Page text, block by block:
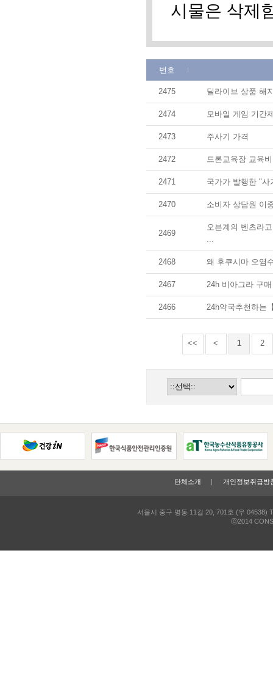
시물은 삭제
번호
<< < 1 2
2475 딜라이브 상품 해
2474 모바일 게임 기간
2473 주사기 가격
2472 드론교육장 교육
2471 국가가 발행한 "
2470 소비자 상담원 이
2469
오븐계의 벤츠라
...
2468 왜 후쿠시마 오염
2467 24h 비아그라 구
2466 24h약국추천하는
단체소개 개인정보취급방
서울시 중구 명동 11길 20, 701호 (우 04538)
ⓒ2014